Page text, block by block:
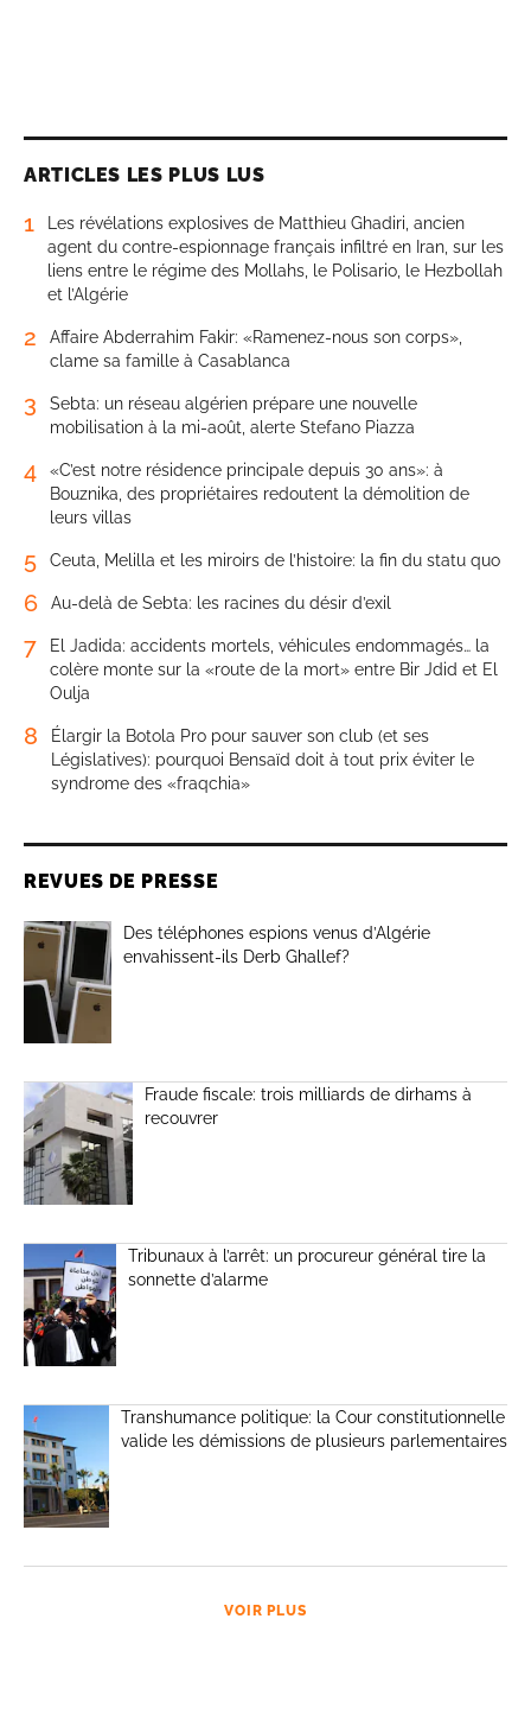
ARTICLES LES PLUS LUS
1
Les révélations explosives de Matthieu Ghadiri, ancien
agent du contre-espionnage français infiltré en Iran, sur les
liens entre le régime des Mollahs, le Polisario, le Hezbollah
et l’Algérie
2
Affaire Abderrahim Fakir: «Ramenez-nous son corps»,
clame sa famille à Casablanca
3
Sebta: un réseau algérien prépare une nouvelle
mobilisation à la mi-août, alerte Stefano Piazza
4
«C’est notre résidence principale depuis 30 ans»: à
Bouznika, des propriétaires redoutent la démolition de
leurs villas
5 Ceuta, Melilla et les miroirs de l’histoire: la fin du statu quo
6 Au-delà de Sebta: les racines du désir d’exil
7
El Jadida: accidents mortels, véhicules endommagés… la
colère monte sur la «route de la mort» entre Bir Jdid et El
Oulja
8
Élargir la Botola Pro pour sauver son club (et ses
Législatives): pourquoi Bensaïd doit à tout prix éviter le
syndrome des «fraqchia»
REVUES DE PRESSE
Des téléphones espions venus d’Algérie
envahissent-ils Derb Ghallef?
Fraude fiscale: trois milliards de dirhams à
recouvrer
Tribunaux à l’arrêt: un procureur général tire la
sonnette d’alarme
Transhumance politique: la Cour constitutionnelle
valide les démissions de plusieurs parlementaires
VOIR PLUS